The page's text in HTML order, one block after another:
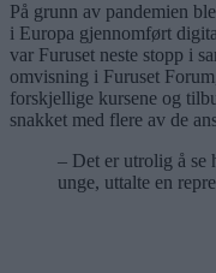
På grunn av pandemien
i Europa gjennomført
var Furuset neste stopp i
omvisning i Furuset
forskjellige kursene og
snakket med flere av de
– Det er utrolig å se
unge, uttalte en